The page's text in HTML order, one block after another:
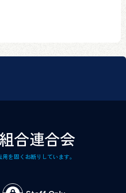
合連合会
を固くお断りしています。